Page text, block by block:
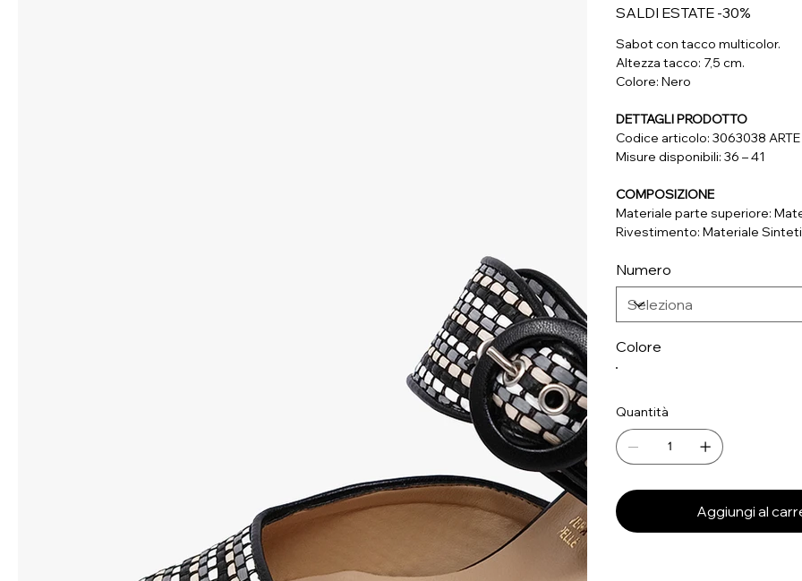
SALDI ESTATE -30%
Sabot con tacco multicolor.
Altezza tacco: 7,5 cm.
Colore: Nero
DETTAGLI PRODOTTO
Codice articolo: 3063038
Misure disponibili: 36 – 41
COMPOSIZIONE
Materiale parte superiore:
Rivestimento: Materiale
Suola: Materiale Sintetico
Numero
Colore
Quantità
Aggiungi al